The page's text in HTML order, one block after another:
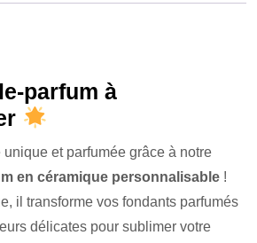
parfum à
et parfumée grâce à notre
en céramique personnalisable !
il transforme vos fondants parfumés
délicates pour sublimer votre